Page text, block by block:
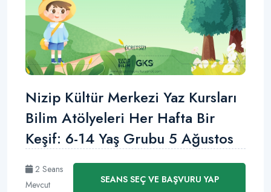
Nizip Kültür Merkezi Yaz Kursları
Bilim Atölyeleri Her Hafta Bir
Keşif: 6-14 Yaş Grubu 5 Ağustos
2 Seans
Mevcut
SEANS SEÇ VE BAŞVURU YAP